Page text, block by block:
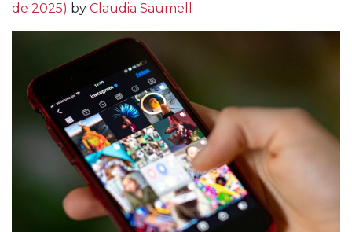
de 2025) by Claudia Saumell